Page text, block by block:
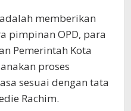
memberikan
pimpinan OPD, para
Pemerintah Kota
proses
sesuai dengan tata
Rachim.